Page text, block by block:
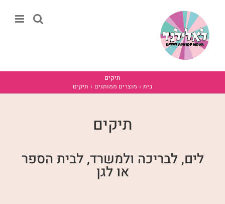
תיקים
בית
מוצרים ממותגים תיקים
תיקים
לים, לבריכה ולמשרד, לבית הספר
או לגן